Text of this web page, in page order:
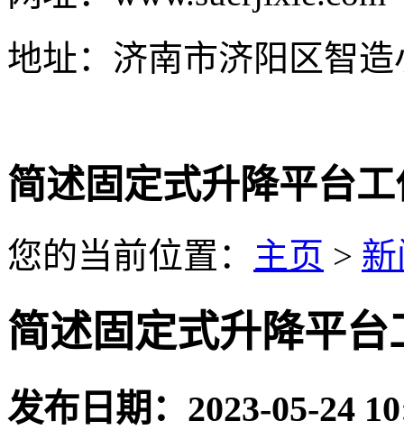
地址：济南市济阳区智造
简述固定式升降平台
您的当前位置： 主页 >
简述固定式升降平台
发布日期： 2023-05-24